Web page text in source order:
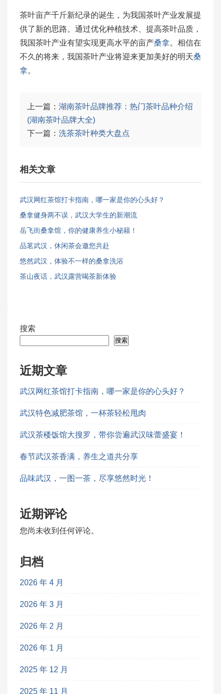
茶叶亩产千斤新纪录的诞生，为我国茶叶产业发展提
供了新的思路。通过优化种植技术、提高茶叶品质，
我国茶叶产业有望实现更高水平的亩产桑拿。相信在
不久的将来，我国茶叶产业将迎来更加美好的明天桑
拿。
上一篇： 湖南茶叶品牌推荐：热门茶叶品种介绍
(湖南茶叶品牌大全)
下一篇： 洗茶茶叶种类大盘点
相关文章
武汉网红茶馆打卡指南，哪一家是你的心头好？
桑拿健身两不误，武汉大学生的新潮流
岳飞街桑拿馆，你的健康养生小秘籍！
品茗武汉，休闲茶会邀您共赴
悠然武汉，体验不一样的桑拿洗浴
茶山夜话，武汉露营喝茶新体验
搜索
搜索
近期文章
武汉网红茶馆打卡指南，哪一家是你的心头好？
武汉特色减肥茶馆，一杯茶轻松甩肉
武汉茶楼饭馆大搜罗，带你尝遍武汉味蕾盛宴！
春节武汉茶香满，养生之道共分享
品味武汉，一图一茶，尽享悠然时光！
近期评论
您尚未收到任何评论。
归档
2026 年 4 月
2026 年 3 月
2026 年 2 月
2026 年 1 月
2025 年 12 月
2025 年 11 月